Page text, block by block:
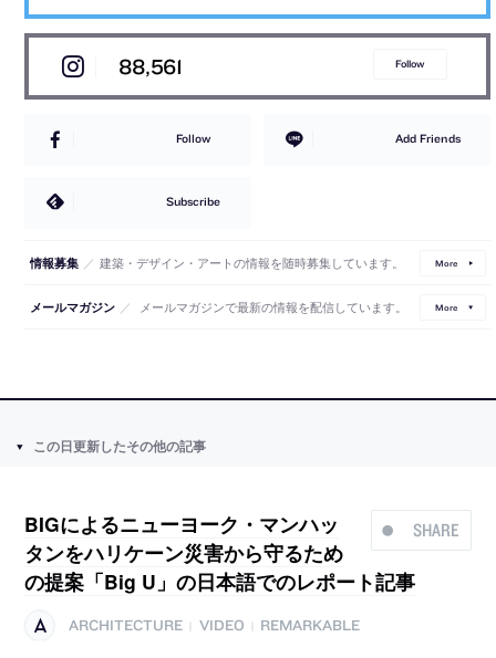
88,561 Follow
Follow Add Friends
Subscribe
情報募集 ／ 建築・デザイン・アートの情報を随時募集しています。 More
メールマガジン ／ メールマガジンで最新の情報を配信しています。 More
この日更新したその他の記事
SHARE
BIGによるニューヨーク・マンハッ
タンをハリケーン災害から守るため
の提案「Big U」の日本語でのレポート記事
ARCHITECTURE VIDEO REMARKABLE